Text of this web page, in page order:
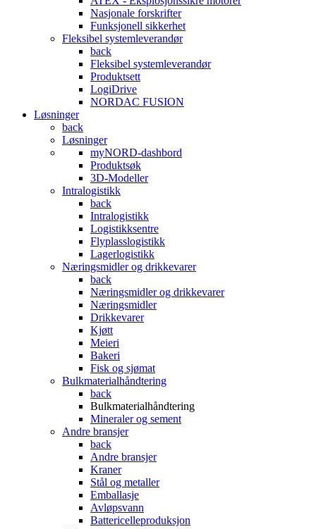
Nasjonale forskrifter
Funksjonell sikkerhet
Fleksibel systemleverandør
back
Fleksibel systemleverandør
Produktsett
LogiDrive
NORDAC FUSION
Løsninger
back
Løsninger
myNORD-dashbord
Produktsøk
3D-Modeller
Intralogistikk
back
Intralogistikk
Logistikksentre
Flyplasslogistikk
Lagerlogistikk
Næringsmidler og drikkevarer
back
Næringsmidler og drikkevarer
Næringsmidler
Drikkevarer
Kjøtt
Meieri
Bakeri
Fisk og sjømat
Bulkmaterialhåndtering
back
Bulkmaterialhåndtering
Mineraler og sement
Andre bransjer
back
Andre bransjer
Kraner
Stål og metaller
Emballasje
Avløpsvann
Battericelleproduksjon